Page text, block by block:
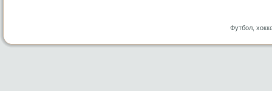
Футбол,